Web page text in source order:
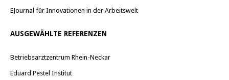
EJournal für Innovationen in der Arbeitswelt
AUSGEWÄHLTE REFERENZEN
Betriebsarztzentrum Rhein-Neckar
Eduard Pestel Institut